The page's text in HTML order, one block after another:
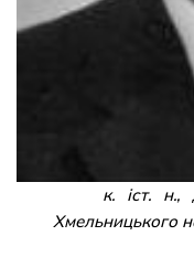
к. іст. н.,
Хмельницького